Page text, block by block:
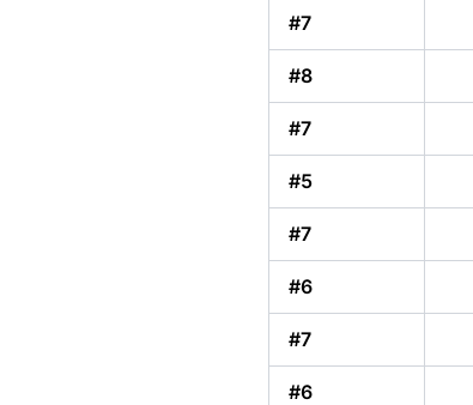
#7
#8
#7
#5
#7
#6
#7
#6